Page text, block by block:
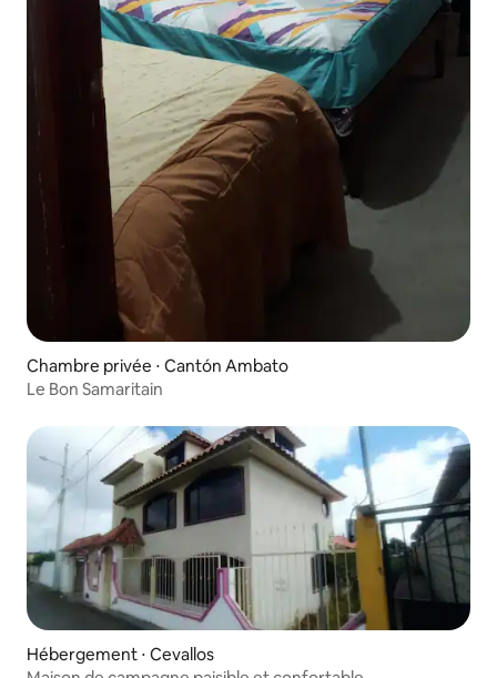
Chambre privée ⋅ Cantón Ambato
Le Bon Samaritain
Hébergement ⋅ Cevallos